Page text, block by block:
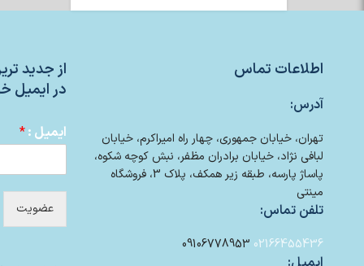
اطلاعات تماس
آدرس:
تهران، خیابان جمهوری، چهار راه امیراکرم، خیابان
لبافی نژاد، خیابان برادران مظفر، نبش کوچه شکوه،
پاساژ پارسه، طبقه زیر همکف، پلاک 3، فروشگاه
مینتی
تلفن تماس:
02166455436
09106778953
از جدید
در ایمیل
ایمیل :*
عضویت